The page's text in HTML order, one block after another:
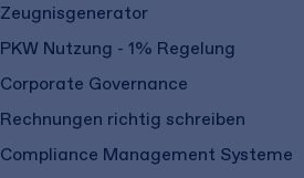
Zeugnisgenerator
PKW Nutzung - 1% Regelung
Corporate Governance
Rechnungen richtig schreiben
Compliance Management Systeme